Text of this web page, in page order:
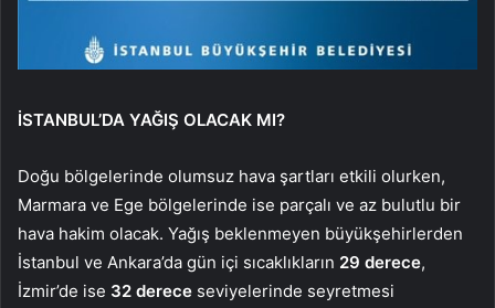
İSTANBUL’DA YAĞIŞ OLACAK MI?
Doğu bölgelerinde olumsuz hava şartları etkili olurken,
Marmara ve Ege bölgelerinde ise parçalı ve az bulutlu bir
hava hakim olacak. Yağış beklenmeyen büyükşehirlerden
İstanbul ve Ankara’da gün içi sıcaklıkların 29 derece,
İzmir’de ise 32 derece seviyelerinde seyretmesi